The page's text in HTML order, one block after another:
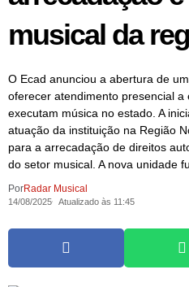
musical da
O Ecad anunciou a abertura de
oferecer atendimento presencial a
executam música no estado. A
atuação da instituição na Região
para a arrecadação de direitos
do setor musical. A nova unidade
PorRadar Musical
14/08/2025 Atualizado às 11:45